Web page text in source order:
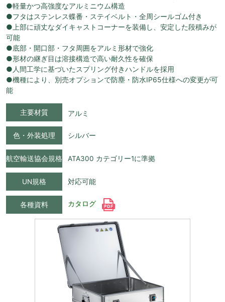
●軽量かつ高強度なアルミニウム構造
●フタはステンレス蝶番・ステイベルト・全周シールゴム付き
●上部に頑丈なダイキャストコーナーを装備し、安定した段積みが
可能
●底部・開口部・フタ周囲をアルミ形材で強化
●形材の継ぎ目は溶接構造で高い耐久性を確保
●人間工学に基づいたスプリング付きハンドルを採用
●機種により、別売オプションで防塵・防水IP65仕様への変更が可
能
主要材質 アルミ
色・外装処理 シルバー
航空輸送協会規格 ATA300 カテゴリー1に準拠
UN規格 対応可能
各種資料 カタログ